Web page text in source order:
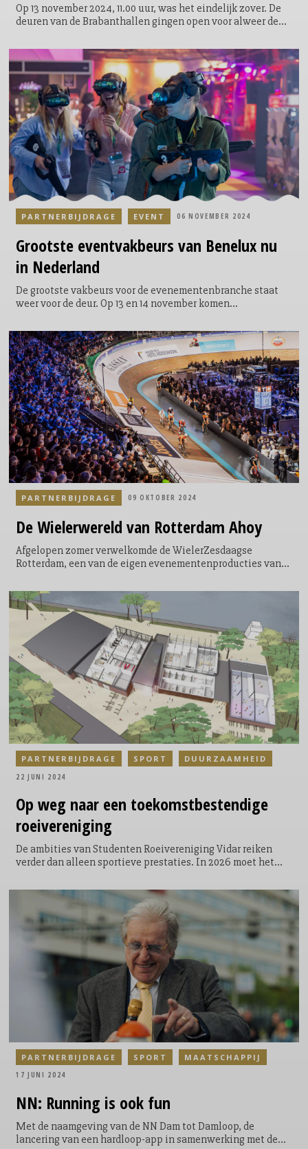
Op 13 november 2024, 11.00 uur, was het eindelijk zover. De
deuren van de Brabanthallen gingen open voor alweer de
organiserend Nederland over de (roze) vloer. Meer dan 350
exposanten lieten in ‘s Hertogenbosch hun producten,
diensten en ideeën zien aan 5.862 enthousiaste bezoekers.
Grootste eventvakbeurs van Benelux nu
in Nederland
De grootste vakbeurs voor de evenementenbranche staat
weer voor de deur. Op 13 en 14 november komen
Brabanthallen in ’s-Hertogenbosch voor Festivak. Dit is dé
plek om ervaringen te delen, nieuwe trends te ontdekken
en een uitgebreid aanbod aan producten en diensten te
verkennen. Van beleving, decoratie en digitale oplossingen
tot acrobatische acts en duurzame cups, bij Festivak vind je
alle ingrediënten voor een geslaagd event.
PARTNERBIJDRAGE EVENT 06 NOVEMBER 2024
De Wielerwereld van Rotterdam Ahoy
Afgelopen zomer verwelkomde de WielerZesdaagse
Rotterdam, een van de eigen evenementenproducties van
en Sourcy Vitaminwater. Daarmee komt het totaal aantal
‘Official Partners’ op vier; TOTO en Sanidirect Nederland
waren al eerder partner geworden. ‘’En er is ruimte voor
meer partijen. Voor elk budget is een invulling mogelijk; van
sponsoring tot relatieontvangst’’, aldus Kim Vrolijk, als
Manager Events van Rotterdam Ahoy o.a. verantwoordelijk
voor de WielerZesdaagse.
PARTNERBIJDRAGE 09 OKTOBER 2024
Op weg naar een toekomstbestendige
roeivereniging
De ambities van Studenten Roeivereniging Vidar reiken
verder dan alleen sportieve prestaties. In 2026 moet het
circulair, energieneutraal gebouw waar naast (top)sport
diverse nevenactiviteiten mogelijk zijn. Bij het ontwikkelen
en realiseren van de plannen wordt Vidar ondersteund door
Rabobank.
PARTNERBIJDRAGE SPORT DUURZAAMHEID
22 JUNI 2024
NN: Running is ook fun
Met de naamgeving van de NN Dam tot Damloop, de
lancering van een hardloop-app in samenwerking met de
PARTNERBIJDRAGE SPORT MAATSCHAPPIJ
17 JUNI 2024